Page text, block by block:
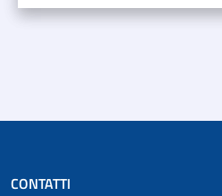
CONTATTI